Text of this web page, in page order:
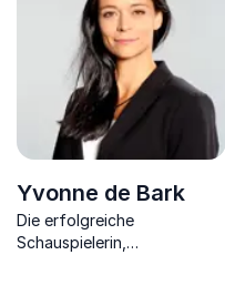
Yvonne de Bark
Die erfolgreiche
Schauspielerin,